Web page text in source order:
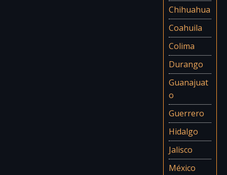
Chihuahua
Coahuila
Colima
Durango
Guanajuat
o
Guerrero
Hidalgo
Jalisco
México